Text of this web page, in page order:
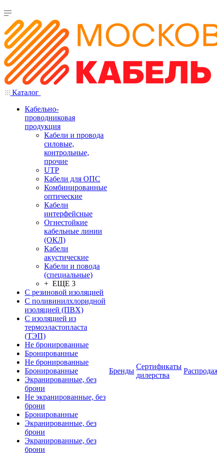
Каталог
Кабельно-
проводниковая
продукция
Кабели и провода
силовые,
контрольные,
прочие
UTP
Кабели для ОПС
Комбинированные
оптические
Кабели
интерфейсные
Огнестойкие
кабельные линии
(ОКЛ)
Кабели
акустические
Кабели и повода
(специальные)
+ ЕЩЕ 3
С резиновой изоляцией
С поливинилхлоридной
изоляцией (ПВХ)
С изоляцией из
термоэластопласта
(ТЭП)
Не бронированные
Бронированные
Не бронированные
Бронированные
Экранированные, без
брони
Не экранированные, без
брони
Бронированные
Экранированные, без
брони
Экранированные, без
брони
Бренды
Сертификаты
дилерства